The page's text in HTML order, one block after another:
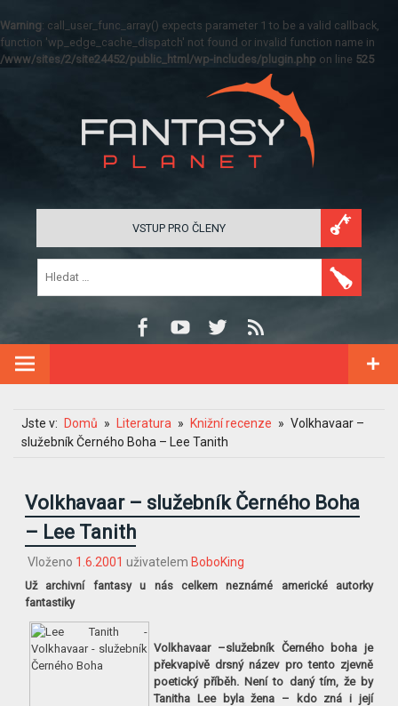
Warning: call_user_func_array() expects parameter 1 to be a valid callback,
function 'wp_edge_cache_dispatch' not found or invalid function name in
/www/sites/2/site24452/public_html/wp-includes/plugin.php on line 525
VSTUP PRO ČLENY
Jste v: Domů Literatura Knižní recenze
Volkhavaar –
služebník Černého Boha – Lee Tanith
Volkhavaar – služebník Černého Boha
– Lee Tanith
Vloženo 1.6.2001 uživatelem BoboKing
Už archivní fantasy u nás celkem neznámé americké autorky
fantastiky
Volkhavaar –služebník Černého boha je
překvapivě drsný název pro tento zjevně
poetický příběh. Není to daný tím, že by
Tanitha Lee byla žena – kdo zná i její